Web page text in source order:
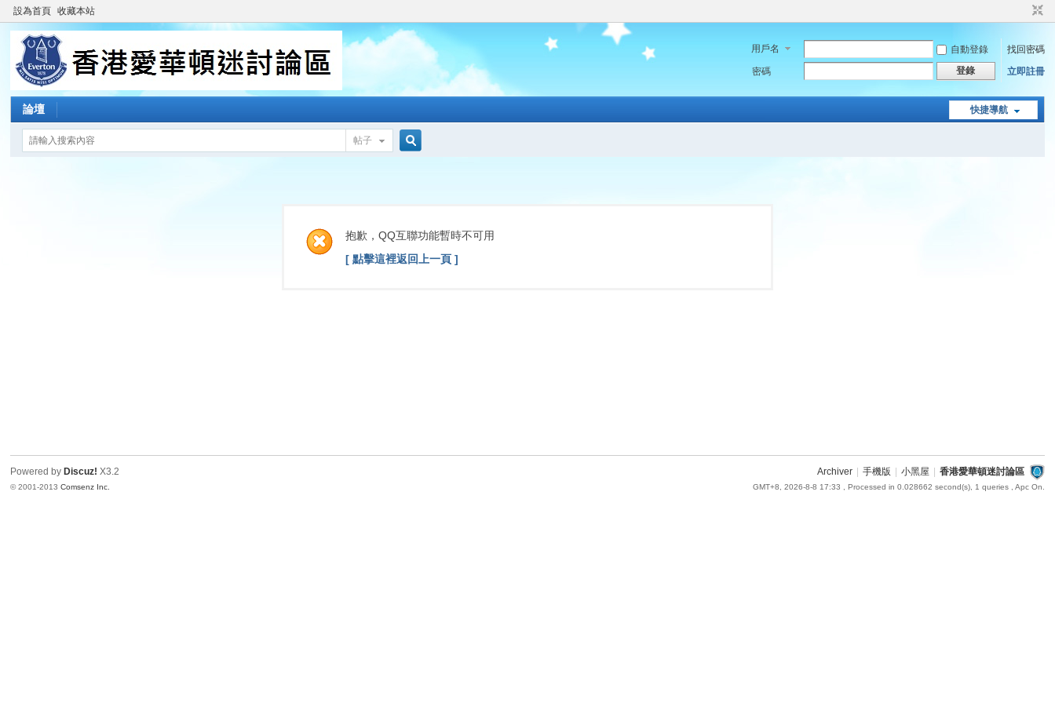
設為首頁 收藏本站
用戶名 自動登錄
找回密碼
密碼
登錄 立即註冊
快捷導航
論壇
帖子
索
抱歉，QQ互聯功能暫時不可用
[ 點擊這裡返回上一頁 ]
Archiver 手機版 小黑屋 香港愛華頓迷討論區
GMT+8, 2026-8-8 17:33 , Processed in 0.028662 second(s), 1 queries , Apc On.
Powered by Discuz! X3.2
© 2001-2013Comsenz Inc.